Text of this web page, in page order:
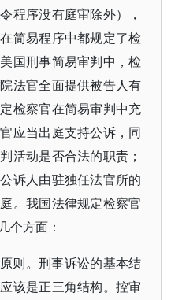
程序没有庭审除外），
简易程序中都规定了检
国刑事简易审判中，检
法官全面提供被告人有
检察官在简易审判中充
应当出庭支持公诉，同
活动是否合法的职责；
诉人由驻独任法官所的
。我国法律规定检察官
个方面：
则。刑事诉讼的基本结
该是正三角结构。控审